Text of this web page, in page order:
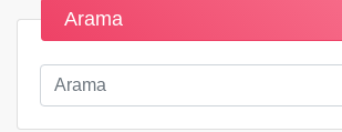
Arama